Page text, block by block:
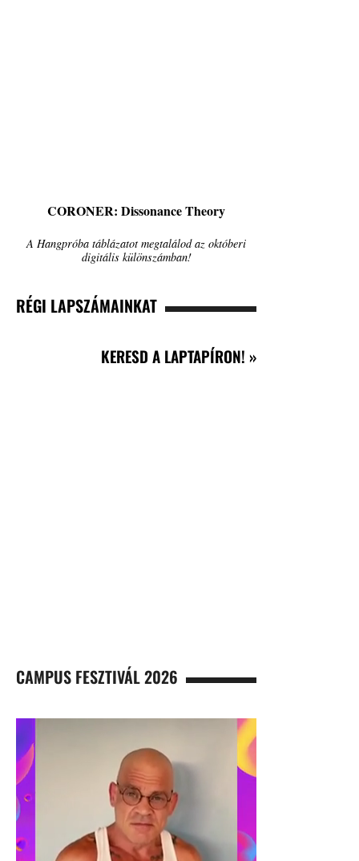
CORONER: Dissonance Theory
A Hangpróba táblázatot megtalálod az októberi
digitális különszámban!
RÉGI LAPSZÁMAINKAT
KERESD A LAPTAPÍRON! »
CAMPUS FESZTIVÁL 2026